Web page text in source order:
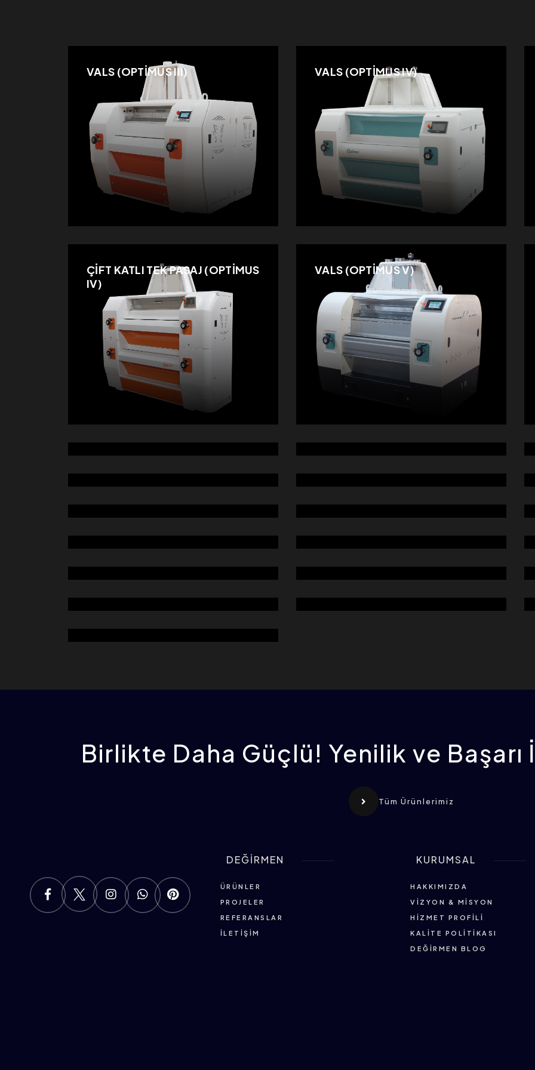
VALS (OPTİMUS III) VALS (OPTİMUS IV)
ÇİFT KATLI TEK PASAJ (OPTİMUS
IV)
VALS (OPTİMUS V)
Birlikte Daha Güçlü! Yenilik ve Başarı
Tüm Ürünlerimiz
DEĞİRMEN
ÜRÜNLER
PROJELER
REFERANSLAR
İLETIŞIM
KURUMSAL
HAKKIMIZDA
VIZYON & MISYON
HIZMET PROFILI
KALITE POLITIKASI
DEĞIRMEN BLOG